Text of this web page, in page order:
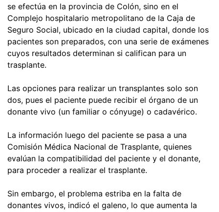
se efectúa en la provincia de Colón, sino en el
Complejo hospitalario metropolitano de la Caja de
Seguro Social, ubicado en la ciudad capital, donde los
pacientes son preparados, con una serie de exámenes
cuyos resultados determinan si califican para un
trasplante.
Las opciones para realizar un transplantes solo son
dos, pues el paciente puede recibir el órgano de un
donante vivo (un familiar o cónyuge) o cadavérico.
La información luego del paciente se pasa a una
Comisión Médica Nacional de Trasplante, quienes
evalúan la compatibilidad del paciente y el donante,
para proceder a realizar el trasplante.
Sin embargo, el problema estriba en la falta de
donantes vivos, indicó el galeno, lo que aumenta la